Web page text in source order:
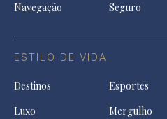
Navegação
Seguro
ESTILO DE VIDA
Destinos Esportes
Luxo
Mergulho